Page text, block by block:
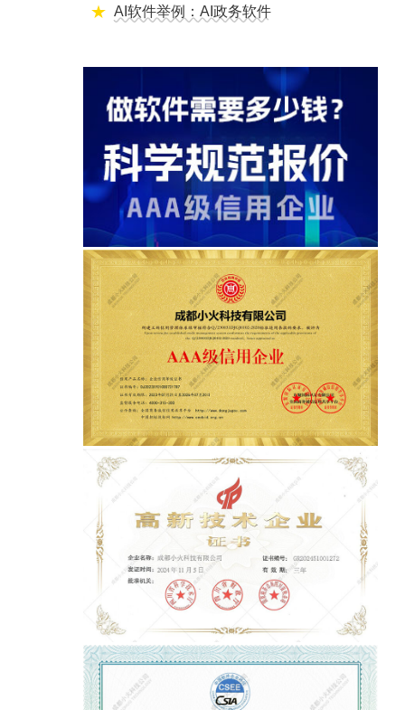
AI软件举例：AI政务软件